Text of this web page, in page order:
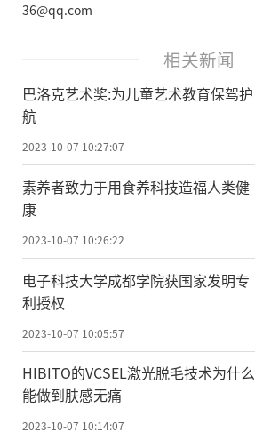
36@qq.com
相关新闻
巴洛克艺术奖:为儿童艺术教育保驾护
航
2023-10-07 10:27:07
​素养者致力于用食养科技造福人类健
康
2023-10-07 10:26:22
电子科技大学成都学院获国家发明专
利授权
2023-10-07 10:05:57
HIBITO的VCSEL激光脱毛技术为什么
能做到肤感无痛
2023-10-07 10:14:07